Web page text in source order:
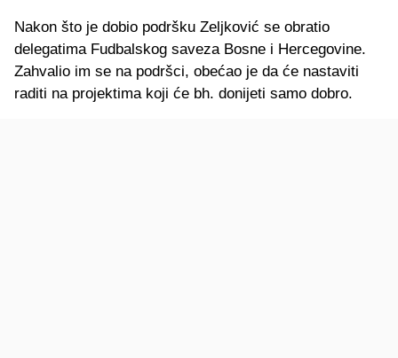
Nakon što je dobio podršku Zeljković se obratio
delegatima Fudbalskog saveza Bosne i Hercegovine.
Zahvalio im se na podršci, obećao je da će nastaviti
raditi na projektima koji će bh. donijeti samo dobro.